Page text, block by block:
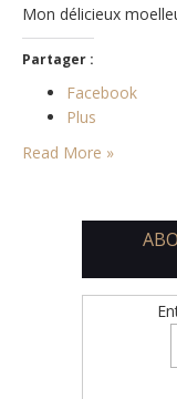
Mon délicieux
Partager :
Facebook
Plus
Read More »